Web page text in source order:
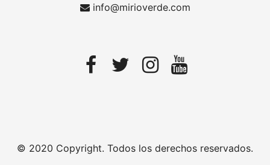
info@mirioverde.com
© 2020 Copyright. Todos los derechos reservados.